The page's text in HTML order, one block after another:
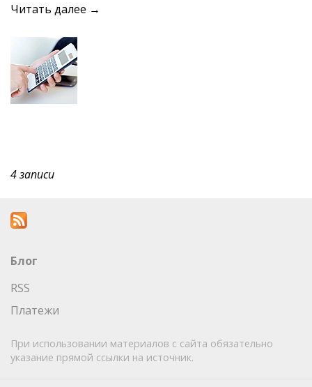
Читать далее →
4 записи
Блог
RSS
Платежи
При использовании материалов с сайта обязательно
указание прямой ссылки на источник.